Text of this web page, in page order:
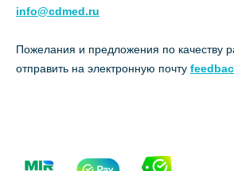
info@cdmed.ru
Пожелания и предложения по качеству
отправить на электронную почту